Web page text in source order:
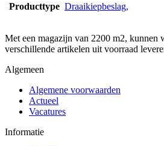
Producttype Draaikiepbeslag,
Met een magazijn van 2200 m2, kunnen
verschillende artikelen uit voorraad
Algemeen
Algemene voorwaarden
Actueel
Vacatures
Informatie